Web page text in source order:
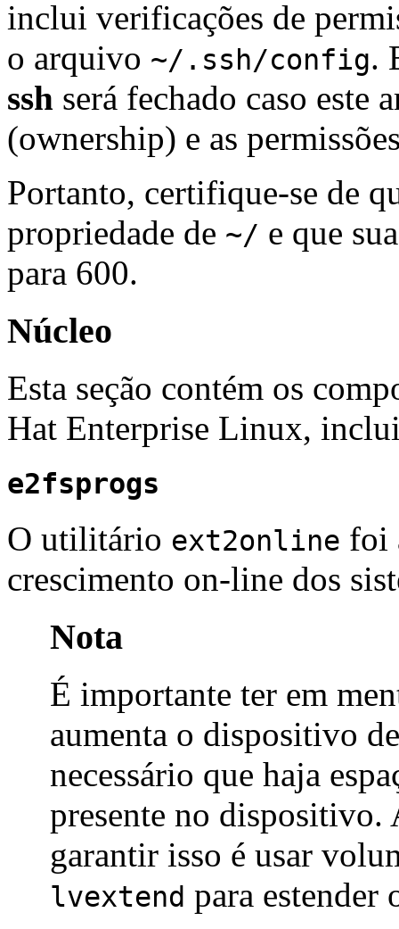
inclui verificações de
o arquivo ~/.ssh/config.
ssh será fechado caso este
(ownership) e as
Portanto, certifique-se de
propriedade de ~/ e que
para 600.
Núcleo
Esta seção contém os
Hat Enterprise Linux,
e2fsprogs
O utilitário ext2online foi
crescimento on-line dos
Nota
É importante ter em
aumenta o dispositivo
necessário que haja
presente no dispositivo.
garantir isso é usar
lvextend para